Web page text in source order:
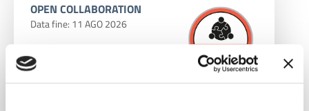
OPEN COLLABORATION
Data fine: 11 AGO 2026
Opportunità di collaborazione per PMI